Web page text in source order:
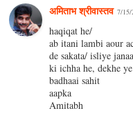
अमिताभ श्रीवास्तव 7/
haqiqat he/
ab itani lambi aour
de sakata/ isliye
ki ichha he, dekhe
badhaai sahit
aapka
Amitabh